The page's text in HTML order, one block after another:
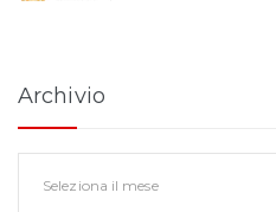
Archivio
Seleziona il mese